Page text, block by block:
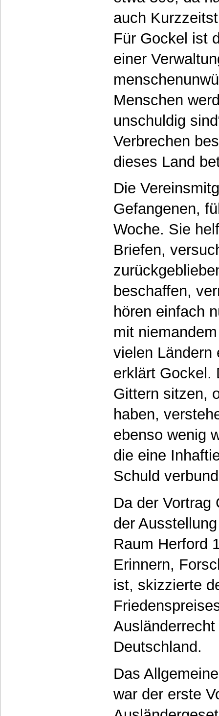
auch
Für Gockel ist
einer
Menschen
unschuldig
Verbrechen
dieses Land
Die
Gefangenen,
Woche. Sie
Briefen,
beschaffen,
hören einfach
mit
vielen Ländern
erklärt Gockel.
Gittern sitzen,
haben,
ebenso wenig
die eine
Schuld
Da der Vortrag
der
Raum Herford
Erinnern,
ist, skizzierte
Deutschland.
Das
war der erste